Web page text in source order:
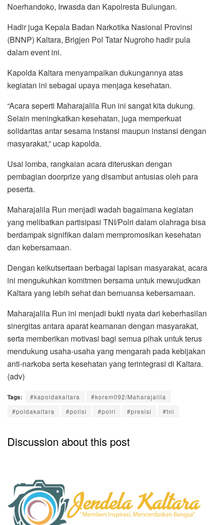
Noerhandoko, Irwasda dan Kapolresta Bulungan.
Hadir juga Kepala Badan Narkotika Nasional Provinsi
(BNNP) Kaltara, Brigjen Pol Tatar Nugroho hadir pula
dalam event ini.
Kapolda Kaltara menyampaikan dukungannya atas
kegiatan ini sebagai upaya menjaga kesehatan.
“Acara seperti Maharajalila Run ini sangat kita dukung.
Selain meningkatkan kesehatan, juga memperkuat
solidaritas antar sesama instansi maupun instansi dengan
masyarakat,” ucap kapolda.
Usai lomba, rangkaian acara diteruskan dengan
pembagian doorprize yang disambut antusias oleh para
peserta.
Maharajalila Run menjadi wadah bagaimana kegiatan
yang melibatkan partisipasi TNI/Polri dalam olahraga bisa
berdampak signifikan dalam mempromosikan kesehatan
dan kebersamaan.
Dengan keikutsertaan berbagai lapisan masyarakat, acara
ini mengukuhkan komitmen bersama untuk mewujudkan
Kaltara yang lebih sehat dan bernuansa kebersamaan.
Maharajalila Run ini menjadi bukti nyata dari keberhasilan
sinergitas antara aparat keamanan dengan masyarakat,
serta memberikan motivasi bagi semua pihak untuk terus
mendukung usaha-usaha yang mengarah pada kebijakan
anti-narkoba serta kesehatan yang terintegrasi di Kaltara.
(adv)
Tags: #kapoldakaltara
#korem092/Maharajalila
#poldakaltara
#polisi #polri #presisi #tni
Discussion about this post